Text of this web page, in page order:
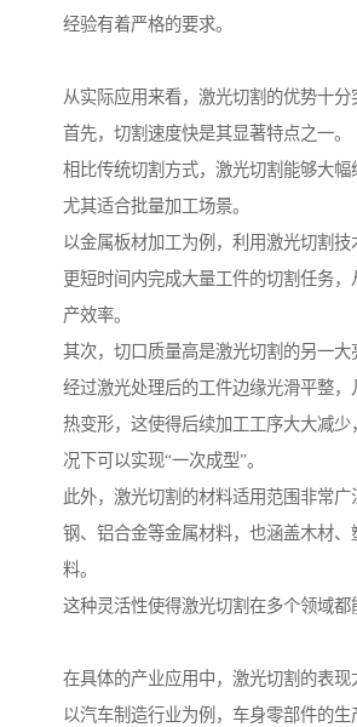
经验有着严格的要求。
从实际应用来看，激光切割的优势十分
首先，切割速度快是其显著特点之一。
相比传统切割方式，激光切割能够大幅
尤其适合批量加工场景。
以金属板材加工为例，利用激光切割技
更短时间内完成大量工件的切割任务，
产效率。
其次，切口质量高是激光切割的另一大
经过激光处理后的工件边缘光滑平整，
热变形，这使得后续加工工序大大减少
况下可以实现“一次成型”。
此外，激光切割的材料适用范围非常广
钢、铝合金等金属材料，也涵盖木材、
料。
这种灵活性使得激光切割在多个领域都
在具体的产业应用中，激光切割的表现
以汽车制造行业为例，车身零部件的生